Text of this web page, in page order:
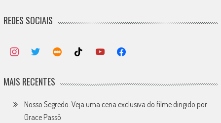
REDES SOCIAIS
MAIS RECENTES
Nosso Segredo: Veja uma cena exclusiva do filme dirigido por
Grace Passô